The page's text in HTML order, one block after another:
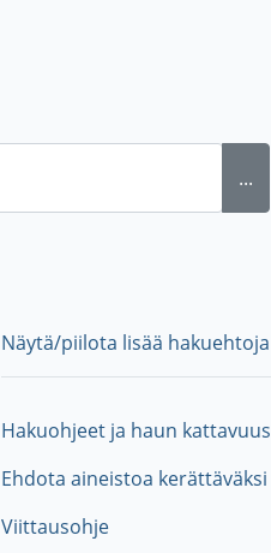
...
Näytä/piilota lisää hakuehtoja
Hakuohjeet ja haun kattavuus
Ehdota aineistoa kerättäväksi
Viittausohje